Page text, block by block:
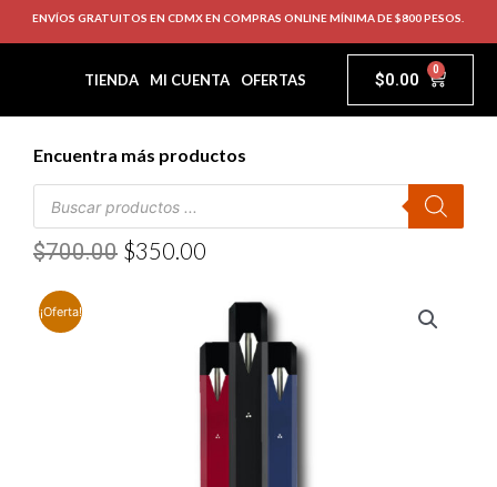
ENVÍOS GRATUITOS EN CDMX EN COMPRAS ONLINE MÍNIMA DE $800 PESOS.
TIENDA MI CUENTA OFERTAS $0.00 0
Encuentra más productos
$700.00 $350.00
¡Oferta!